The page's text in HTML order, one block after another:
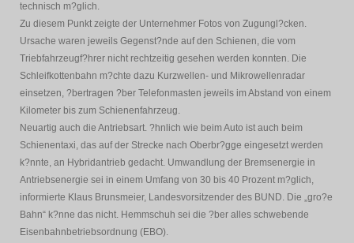
technisch m?glich.
Zu diesem Punkt zeigte der Unternehmer Fotos von Zugungl?cken.
Ursache waren jeweils Gegenst?nde auf den Schienen, die vom
Triebfahrzeugf?hrer nicht rechtzeitig gesehen werden konnten. Die
Schleifkottenbahn m?chte dazu Kurzwellen- und Mikrowellenradar
einsetzen, ?bertragen ?ber Telefonmasten jeweils im Abstand von einem
Kilometer bis zum Schienenfahrzeug.
Neuartig auch die Antriebsart. ?hnlich wie beim Auto ist auch beim
Schienentaxi, das auf der Strecke nach Oberbr?gge eingesetzt werden
k?nnte, an Hybridantrieb gedacht. Umwandlung der Bremsenergie in
Antriebsenergie sei in einem Umfang von 30 bis 40 Prozent m?glich,
informierte Klaus Brunsmeier, Landesvorsitzender des BUND. Die „gro?e
Bahn“ k?nne das nicht. Hemmschuh sei die ?ber alles schwebende
Eisenbahnbetriebsordnung (EBO).